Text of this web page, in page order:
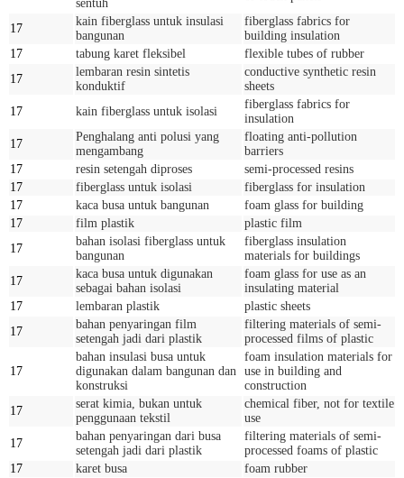
sentuh
17
kain fiberglass untuk insulasi
bangunan
fiberglass fabrics for
building insulation
17
tabung karet fleksibel
flexible tubes of rubber
17
lembaran resin sintetis
konduktif
conductive synthetic resin
sheets
17
kain fiberglass untuk isolasi
fiberglass fabrics for
insulation
17
Penghalang anti polusi yang
mengambang
floating anti-pollution
barriers
17
resin setengah diproses
semi-processed resins
17
fiberglass untuk isolasi
fiberglass for insulation
17
kaca busa untuk bangunan
foam glass for building
17
film plastik
plastic film
17
bahan isolasi fiberglass untuk
bangunan
fiberglass insulation
materials for buildings
17
kaca busa untuk digunakan
sebagai bahan isolasi
foam glass for use as an
insulating material
17
lembaran plastik
plastic sheets
17
bahan penyaringan film
setengah jadi dari plastik
filtering materials of semi-
processed films of plastic
17
bahan insulasi busa untuk
digunakan dalam bangunan dan
konstruksi
foam insulation materials for
use in building and
construction
17
serat kimia, bukan untuk
penggunaan tekstil
chemical fiber, not for textile
use
17
bahan penyaringan dari busa
setengah jadi dari plastik
filtering materials of semi-
processed foams of plastic
17
karet busa foam rubber